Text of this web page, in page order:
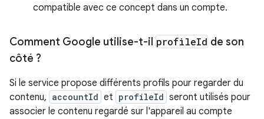
compatible avec ce concept dans un compte.
Comment Google utilise-t-il profileId de son
côté ?
Si le service propose différents profils pour regarder du
contenu, accountId et profileId seront utilisés pour
associer le contenu regardé sur l'appareil au compte